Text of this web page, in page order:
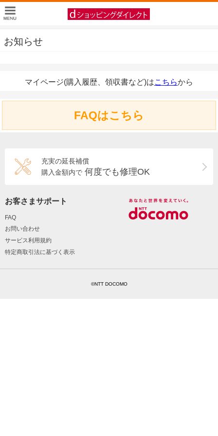
お知らせ
マイページ(購入履歴、領収書など)はこちらから
FAQはこちら
充実の延長補償
購入金額内で 何度でも修理OK
お客さまサポート
FAQ
お問い合わせ
サービス利用規約
特定商取引法に基づく表示
©NTT DOCOMO